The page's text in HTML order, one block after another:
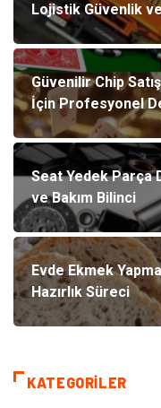
Lojistik Güvenlik
Güvenilir Chip
İçin Profesyonel
Seat Yedek Parça
ve Bakım Bilinci
Evde Ekmek
Hazırlık Süreci
KATEGORILER